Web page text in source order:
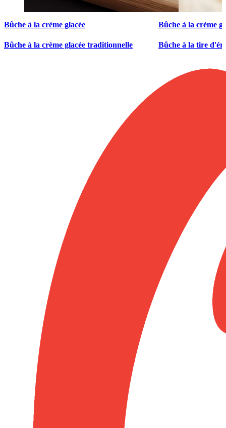
Bûche à la crème glacée
Bûche à la crème glacée traditionnelle
Bûche à la crème
Bûche à la tire